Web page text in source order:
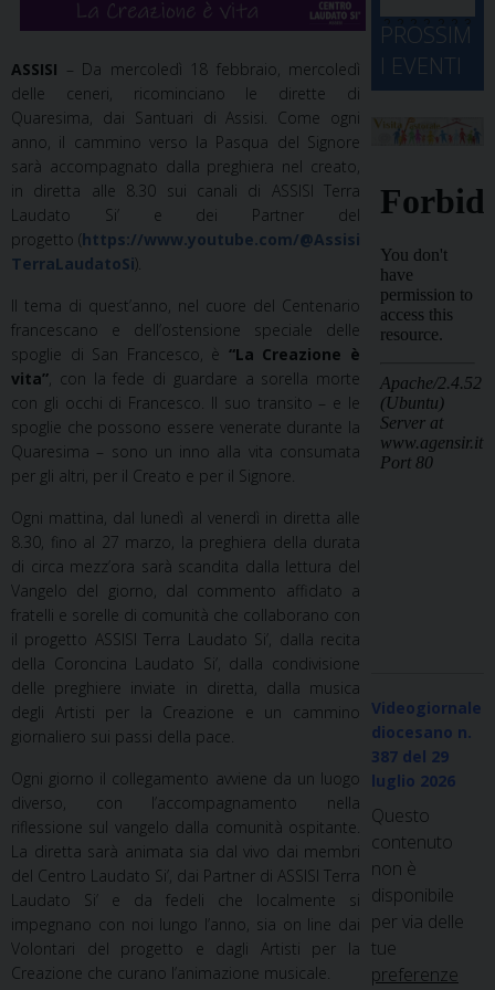
ASSISI – Da mercoledì 18 febbraio, mercoledì
delle ceneri, ricominciano le dirette di
Quaresima, dai Santuari di Assisi. Come ogni
anno, il cammino verso la Pasqua del Signore
sarà accompagnato dalla preghiera nel creato,
in diretta alle 8.30 sui canali di ASSISI Terra
Laudato Si’ e dei Partner del
progetto (https://www.youtube.com/@Assisi
TerraLaudatoSi).
Il tema di quest’anno, nel cuore del Centenario
francescano e dell’ostensione speciale delle
spoglie di San Francesco, è “La Creazione è
vita”, con la fede di guardare a sorella morte
con gli occhi di Francesco. Il suo transito – e le
spoglie che possono essere venerate durante la
Quaresima – sono un inno alla vita consumata
per gli altri, per il Creato e per il Signore.
Ogni mattina, dal lunedì al venerdì in diretta alle
8.30, fino al 27 marzo, la preghiera della durata
di circa mezz’ora sarà scandita dalla lettura del
Vangelo del giorno, dal commento affidato a
fratelli e sorelle di comunità che collaborano con
il progetto ASSISI Terra Laudato Si’, dalla recita
della Coroncina Laudato Si’, dalla condivisione
delle preghiere inviate in diretta, dalla musica
degli Artisti per la Creazione e un cammino
giornaliero sui passi della pace.
Ogni giorno il collegamento avviene da un luogo
diverso, con l’accompagnamento nella
riflessione sul vangelo dalla comunità ospitante.
La diretta sarà animata sia dal vivo dai membri
del Centro Laudato Si’, dai Partner di ASSISI Terra
Laudato Si’ e da fedeli che localmente si
impegnano con noi lungo l’anno, sia on line dai
Volontari del progetto e dagli Artisti per la
Creazione che curano l’animazione musicale.
2
4
2
5
2
6
2
7
2
8
2
9
3
0
3
1 1 2 3 4 5 6
PROSSIM
I EVENTI
Videogiornale
diocesano n.
387 del 29
luglio 2026
Questo
contenuto
non è
disponibile
per via delle
tue
preferenze